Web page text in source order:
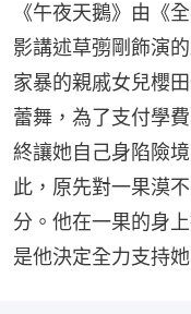
《午夜天鵝》由《
影講述草彅剛飾演
家暴的親戚女兒櫻
蕾舞，為了支付學
終讓她自己身陷險
此，原先對一果漠
分。他在一果的身
是他決定全力支持